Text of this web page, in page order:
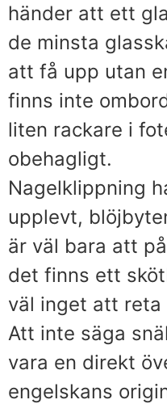
händer att ett
de minsta
att få upp utan
finns inte
liten rackare i
obehagligt.
Nagelklippning
upplevt,
är väl bara att
det finns ett
väl inget att reta
Att inte säga
vara en direkt
engelskans